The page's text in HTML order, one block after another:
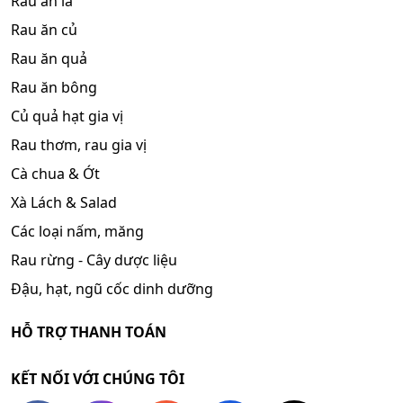
Rau ăn củ
Rau ăn quả
Rau ăn bông
Củ quả hạt gia vị
Rau thơm, rau gia vị
Cà chua & Ớt
Xà Lách & Salad
Các loại nấm, măng
Rau rừng - Cây dược liệu
Đậu, hạt, ngũ cốc dinh dưỡng
HỖ TRỢ THANH TOÁN
KẾT NỐI VỚI CHÚNG TÔI